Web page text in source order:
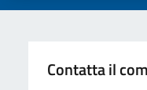
Contatta il